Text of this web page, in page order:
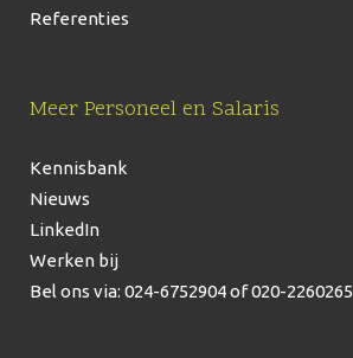
Referenties
Meer Personeel en Salaris
Kennisbank
Nieuws
LinkedIn
Werken bij
Bel ons via: 024-6752904of 020-2260265